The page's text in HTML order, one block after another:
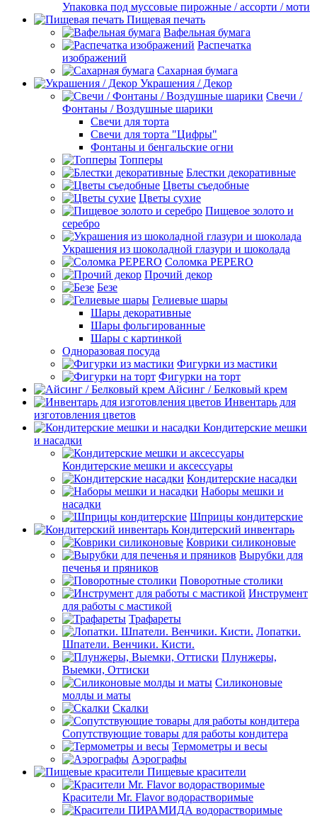
Упаковка под муссовые пирожные / ассорти / моти
Пищевая печать
Вафельная бумага
Распечатка
изображений
Сахарная бумага
Украшения / Декор
Свечи /
Фонтаны / Воздушные шарики
Свечи для торта
Свечи для торта "Цифры"
Фонтаны и бенгальские огни
Топперы
Блестки декоративные
Цветы съедобные
Цветы сухие
Пищевое золото и
серебро
Украшения из шоколадной глазури и шоколада
Соломка PEPERO
Прочий декор
Безе
Гелиевые шары
Шары декоративные
Шары фольгированные
Шары с картинкой
Одноразовая посуда
Фигурки из мастики
Фигурки на торт
Айсинг / Белковый крем
Инвентарь для
изготовления цветов
Кондитерские мешки
и насадки
Кондитерские мешки и аксессуары
Кондитерские насадки
Наборы мешки и
насадки
Шприцы кондитерские
Кондитерский инвентарь
Коврики силиконовые
Вырубки для
печенья и пряников
Поворотные столики
Инструмент
для работы с мастикой
Трафареты
Лопатки.
Шпатели. Венчики. Кисти.
Плунжеры,
Выемки, Оттиски
Силиконовые
молды и маты
Скалки
Сопутствующие товары для работы кондитера
Термометры и весы
Аэрографы
Пищевые красители
Красители Mr. Flavor водорастворимые